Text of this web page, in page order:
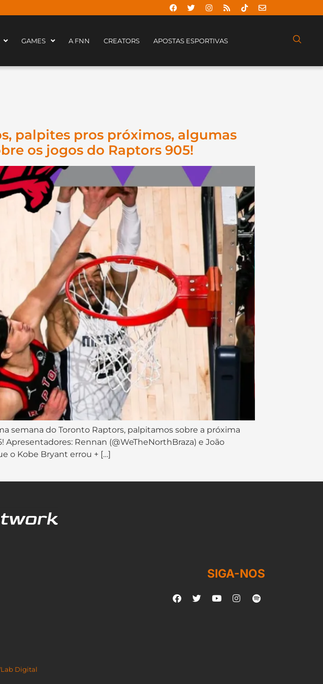
GAMES A FNN CREATORS APOSTAS ESPORTIVAS
palpites pros próximos, algumas
os jogos do Raptors 905!
semana do Toronto Raptors, palpitamos sobre a próxima
Rennan (@WeTheNorthBraza) e João
o Kobe Bryant errou + […]
SIGA-NOS
Digital